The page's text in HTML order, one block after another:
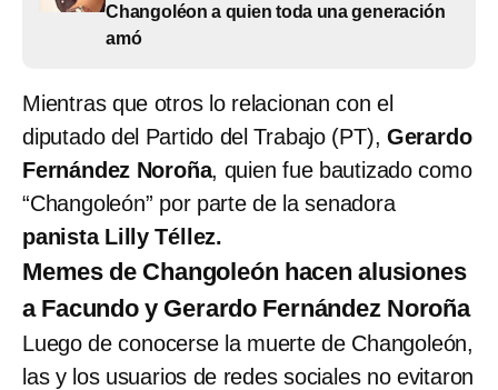
Changoléon a quien toda una generación
amó
Mientras que otros lo relacionan con el
diputado del Partido del Trabajo (PT), Gerardo
Fernández Noroña, quien fue bautizado como
“Changoleón” por parte de la senadora
panista Lilly Téllez.
Memes de Changoleón hacen alusiones
a Facundo y Gerardo Fernández Noroña
Luego de conocerse la muerte de Changoleón,
las y los usuarios de redes sociales no evitaron